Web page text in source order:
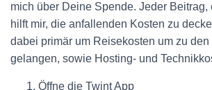
mich über Deine Spende. Jeder Beitrag,
hilft mir, die anfallenden Kosten zu
dabei primär um Reisekosten um zu den
gelangen, sowie Hosting- und
Öffne die Twint App